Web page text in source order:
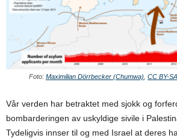
Foto: Maximilian Dörrbecker (Chumwa) CC BY-
Vår verden har betraktet med sjokk og
bombarderingen av uskyldige sivile i
Tydeligvis innser til og med Israel at deres